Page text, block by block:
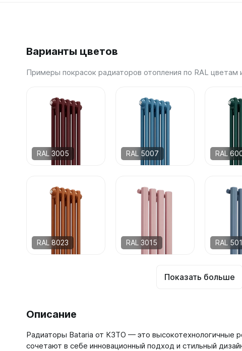
Варианты цветов
Примеры покрасок радиаторов отопления по RAL цветам
RAL 3005 RAL 5007 RAL
RAL 8023 RAL 3015 RAL
Показать больше
Описание
Радиаторы Bataria от КЗТО — это высокотехнологичные
сочетают в себе инновационный подход и стильный